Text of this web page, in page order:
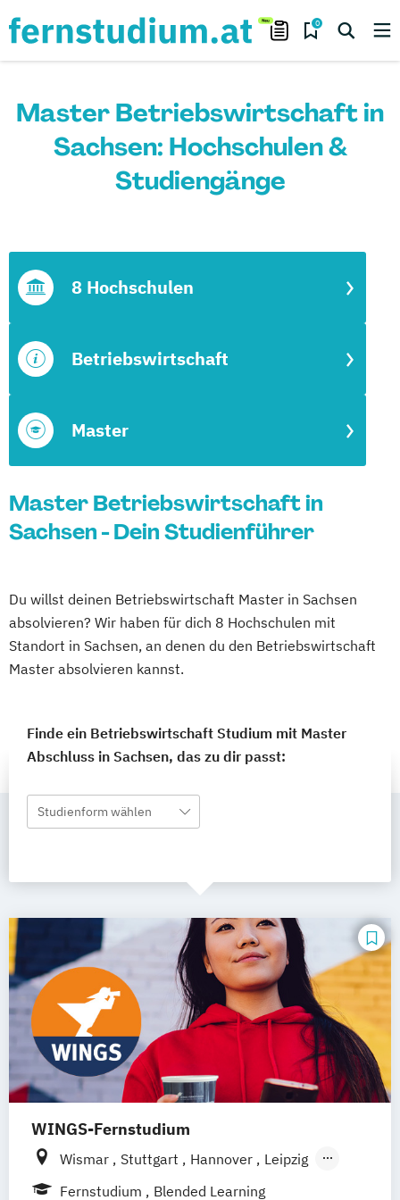
0
Master Betriebswirtschaft in
Sachsen: Hochschulen &
Studiengänge
Master
Betriebswirtschaft
8 Hochschulen
Master Betriebswirtschaft in
Sachsen - Dein Studienführer
Du willst deinen Betriebswirtschaft Master in Sachsen
absolvieren? Wir haben für dich 8 Hochschulen mit
Standort in Sachsen, an denen du den Betriebswirtschaft
Master absolvieren kannst.
Finde ein Betriebswirtschaft Studium mit Master
Abschluss in Sachsen, das zu dir passt:
Studienform wählen
WINGS-Fernstudium
Wismar Stuttgart Hannover
Leipzig
Frankfurt am Main
Berlin
Hamburg
Fernstudium
Blended Learning